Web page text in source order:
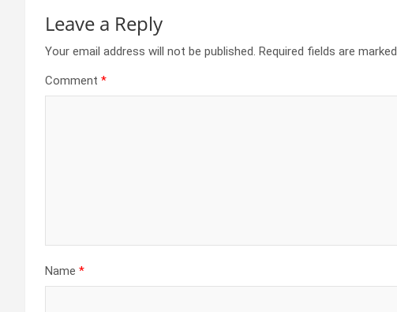
Leave a Reply
Your email address will not be published. Required fields are marked
Comment *
Name *